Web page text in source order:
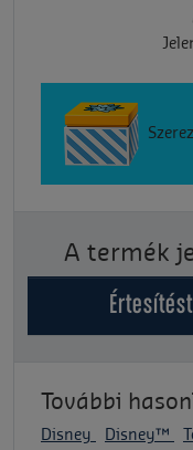
A termék
További
Disney Disney™